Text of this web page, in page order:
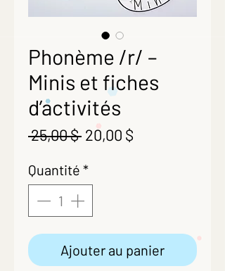
Phonème /r/ –
Minis et fiches
d’activités
25,00 $ Prix
20,00 $
Quantité *
Ajouter au panier